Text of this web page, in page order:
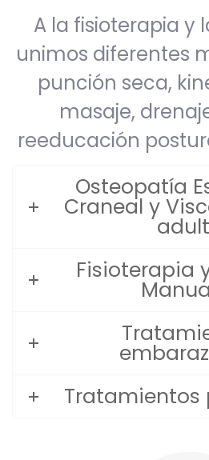
A la fisioterapia y
unimos diferentes
punción seca,
masaje,
reeducación
Osteopatía
Craneal y
Fisioterapia